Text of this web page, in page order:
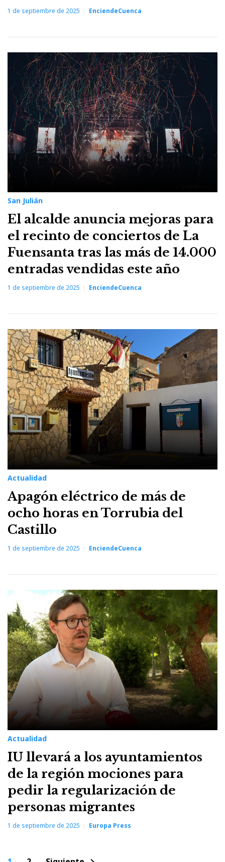
1 de septiembre de 2025 EnciendeCuenca
San Julián
El alcalde anuncia mejoras para
el recinto de conciertos de La
Fuensanta tras las más de 14.000
entradas vendidas este año
1 de septiembre de 2025 EnciendeCuenca
Actualidad
Apagón eléctrico de más de
ocho horas en Torrubia del
Castillo
1 de septiembre de 2025 EnciendeCuenca
Actualidad
IU llevará a los ayuntamientos
de la región mociones para
pedir la regularización de
personas migrantes
1 de septiembre de 2025 Europa Press
Paginación